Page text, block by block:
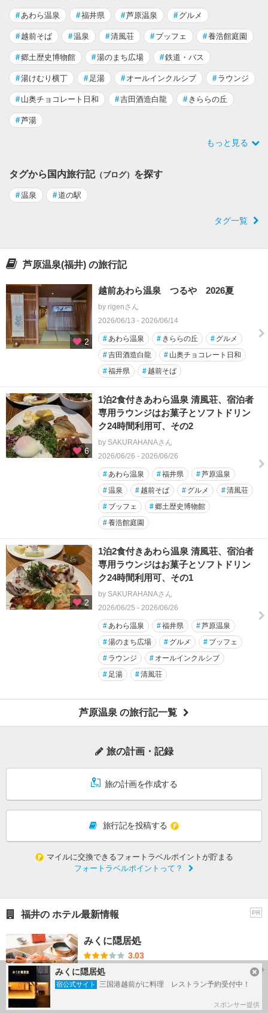
# あわら温泉 #福井県 #芦原温泉 # グルメ
# 越前そば #温泉 #清風荘 # ブッフェ #養浩館庭園
#郷土歴史博物館 #湯のまち広場 #鉄道・バス
#湯けむり横丁 # 足湯 # オールインクルシブ # ラウンジ
# 山奥チョコレート日和 #吉田酒造白龍 # きららの丘
#芦湯
もっと見る
タグから国内旅行記（ブログ） を探す
#温泉 #道の駅
タグ一覧
芦原温泉(福井) の旅行記
2
越前あわら温泉 つるや 2026夏
by rigenさん
2026/06/13 - 2026/06/14
# あわら温泉 # きららの丘 # グルメ
#吉田酒造白龍 # 山奥チョコレート日和
#福井県 # 越前そば
6
1泊2食付きあわら温泉 清風荘、宿泊者
専用ラウンジはお菓子とソフトドリン
ク24時間利用可、その2
by SAKURAHANAさん
2026/06/26 - 2026/06/26
# あわら温泉 #福井県 #芦原温泉
#温泉 # 越前そば # グルメ #清風荘
# ブッフェ #郷土歴史博物館
#養浩館庭園
2
1泊2食付きあわら温泉 清風荘、宿泊者
専用ラウンジはお菓子とソフトドリン
ク24時間利用可、その1
by SAKURAHANAさん
2026/06/25 - 2026/06/26
# あわら温泉 #福井県 #芦原温泉
#湯のまち広場 # グルメ # ブッフェ
# ラウンジ # オールインクルシブ
# 足湯 #清風荘
芦原温泉 の旅行記一覧
旅の計画・記録
旅の計画を作成する
旅行記を投稿する
マイルに交換できるフォートラベルポイントが貯まる
フォートラベルポイントって？
PR
福井の ホテル最新情報
みくに隠居処
3.03
三国港越前がに料理 レストラン予約受付中！
「一杯の越前がにを、余すことなく味わいたい。」
みくに隠居処
宿公式サイト 三国港越前がに料理 レストラン予約受付中！
スポンサー提供